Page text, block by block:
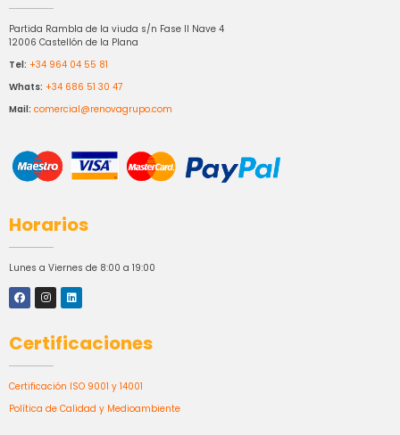
Partida Rambla de la viuda s/n Fase II Nave 4
12006 Castellón de la Plana
Tel: +34 964 04 55 81
Whats: +34 686 51 30 47
Mail: comercial@renovagrupo.com
Horarios
Lunes a Viernes de 8:00 a 19:00
Certificaciones
Certificación ISO 9001 y 14001
Política de Calidad y Medioambiente